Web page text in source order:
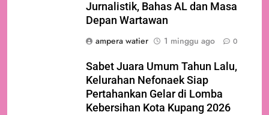
Jurnalistik, Bahas AL dan Masa
Depan Wartawan
ampera watier
1 minggu ago 0
Sabet Juara Umum Tahun Lalu,
Kelurahan Nefonaek Siap
Pertahankan Gelar di Lomba
Kebersihan Kota Kupang 2026